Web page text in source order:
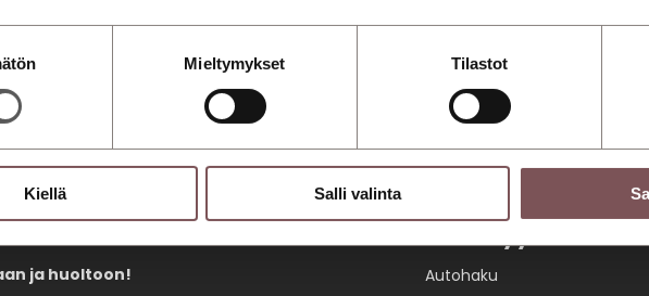
Mieltymykset Tilastot
Kiellä Salli valinta
ja huoltoon!
Autohaku